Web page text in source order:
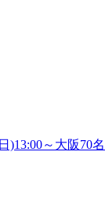
)13:00～大阪